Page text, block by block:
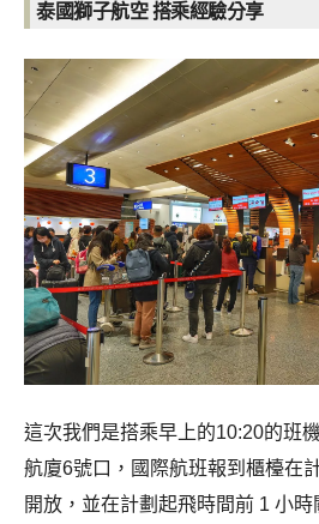
泰國獅子航空 搭乘經驗分享
這次我們是搭乘早上的10:20的班
航廈6號口，國際航班報到櫃檯在
開放，並在計劃起飛時間前 1 小